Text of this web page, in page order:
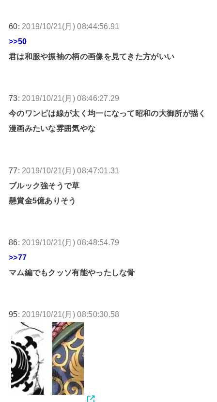
60: 2019/10/21(月) 08:44:56.91
>>50
君は和服や振袖の柄の画像を見てきた方がいい
73: 2019/10/21(月) 08:46:27.29
今のワンピは線が太く均一になって昭和の大御所が描く
漫画みたいな雰囲気やな
77: 2019/10/21(月) 08:47:01.31
ブルック強そうで草
懸賞金5億ありそう
86: 2019/10/21(月) 08:48:54.79
>>77
マム編でもクッソ有能やったしな骨
95: 2019/10/21(月) 08:50:30.58